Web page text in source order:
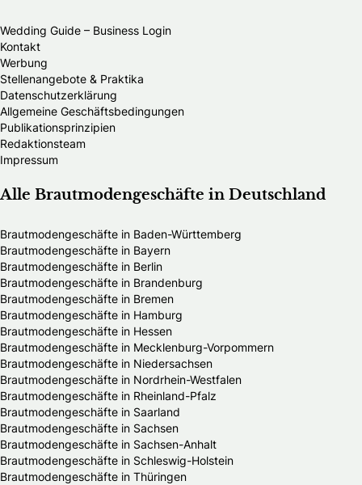
Wedding Guide – Business Login
Kontakt
Werbung
Stellenangebote & Praktika
Datenschutzerklärung
Allgemeine Geschäftsbedingungen
Publikationsprinzipien
Redaktionsteam
Impressum
Alle Brautmodengeschäfte in Deutschland
Brautmodengeschäfte in Baden-Württemberg
Brautmodengeschäfte in Bayern
Brautmodengeschäfte in Berlin
Brautmodengeschäfte in Brandenburg
Brautmodengeschäfte in Bremen
Brautmodengeschäfte in Hamburg
Brautmodengeschäfte in Hessen
Brautmodengeschäfte in Mecklenburg-Vorpommern
Brautmodengeschäfte in Niedersachsen
Brautmodengeschäfte in Nordrhein-Westfalen
Brautmodengeschäfte in Rheinland-Pfalz
Brautmodengeschäfte in Saarland
Brautmodengeschäfte in Sachsen
Brautmodengeschäfte in Sachsen-Anhalt
Brautmodengeschäfte in Schleswig-Holstein
Brautmodengeschäfte in Thüringen